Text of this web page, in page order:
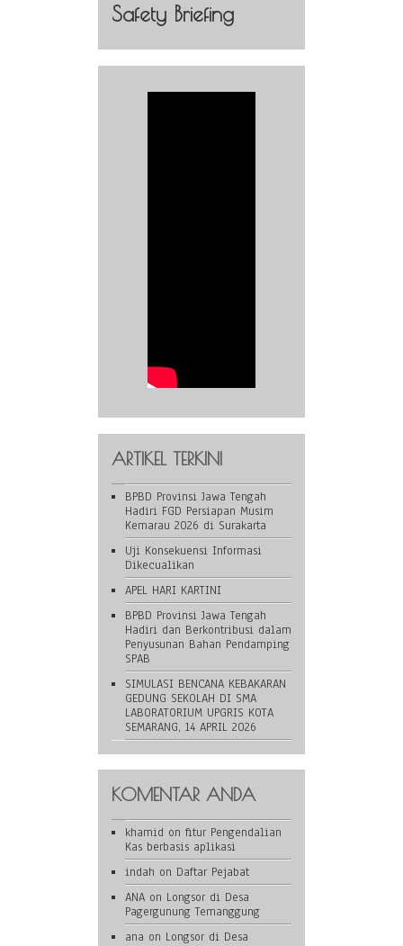
Safety Briefing
ARTIKEL TERKINI
BPBD Provinsi Jawa Tengah
Hadiri FGD Persiapan Musim
Kemarau 2026 di Surakarta
Uji Konsekuensi Informasi
Dikecualikan
APEL HARI KARTINI
BPBD Provinsi Jawa Tengah
Hadiri dan Berkontribusi dalam
Penyusunan Bahan Pendamping
SPAB
SIMULASI BENCANA KEBAKARAN
GEDUNG SEKOLAH DI SMA
LABORATORIUM UPGRIS KOTA
SEMARANG, 14 APRIL 2026
KOMENTAR ANDA
khamid on fitur Pengendalian
Kas berbasis aplikasi
indah on Daftar Pejabat
ANA on Longsor di Desa
Pagergunung Temanggung
ana on Longsor di Desa